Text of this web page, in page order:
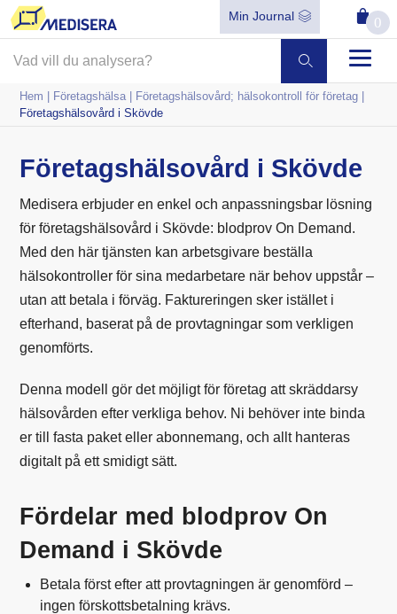
Min Journal 0
Hem | Företagshälsa | Företagshälsovård; hälsokontroll för företag |
Företagshälsovård i Skövde
Företagshälsovård i Skövde
Medisera erbjuder en enkel och anpassningsbar lösning
för företagshälsovård i Skövde: blodprov On Demand.
Med den här tjänsten kan arbetsgivare beställa
hälsokontroller för sina medarbetare när behov uppstår –
utan att betala i förväg. Faktureringen sker istället i
efterhand, baserat på de provtagningar som verkligen
genomförts.
Denna modell gör det möjligt för företag att skräddarsy
hälsovården efter verkliga behov. Ni behöver inte binda
er till fasta paket eller abonnemang, och allt hanteras
digitalt på ett smidigt sätt.
Fördelar med blodprov On
Demand i Skövde
Betala först efter att provtagningen är genomförd –
ingen förskottsbetalning krävs.